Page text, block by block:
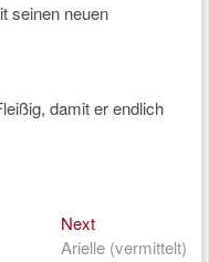
seinen neuen
damit er endlich
NextNext
post:
Arielle (vermittelt)